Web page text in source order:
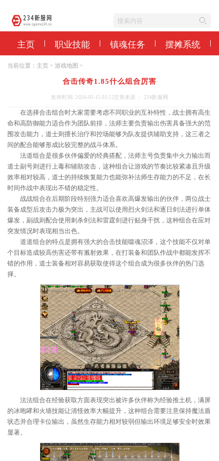
主页 职业技能 镇魂任务 摆摊系统
当前位置： 主页 > 游戏地图 >
合击传奇1.85什么组合厉害
发布时间 :2026-05-15 05:12文章来源 ： 234新服网
在选择合击组合时大家需要考虑不同职业的互补特性，战士拥有高生
命和高防御能力适合作为团队前排，法师主要负责输出伤害具备强大的范
围攻击能力，道士则擅长治疗和控场能够为队友提供辅助支持，这三者之
间的配合能够形成比较完整的战斗体系。
法道组合是很多伙伴偏爱的经典搭配，法师主号负责集中火力输出而
道士副号则进行上毒和辅助攻击，这种组合让游戏的节奏比较紧凑且升级
效率相对较高，道士的持续恢复能力也能弥补法师生存能力的不足，在长
时间作战中表现出不错的稳定性。
战战组合在后期阶段特别强力适合喜欢高爆发输出的伙伴，两位战士
装备成型后攻击力极为突出，主战可以使用烈火剑法和逐日剑法进行单体
爆发，副战则配合使用刺杀剑法和雷霆剑进行贴身干扰，这种组合在应对
突发情况时表现相当出色。
道道组合的特点是拥有强大的合击技能噬魂沼泽，这个技能不仅对单
个目标造成较高伤害还带有溅射效果，在打装备和团队作战中都能发挥不
错的作用，道士装备相对容易获取使得这个组合成为很多伙伴的热门选
择。
法法组合在经验获取方面表现突出被许多伙伴称为经验推土机，满屏
的冰咆哮和火墙技能让清怪效率大幅提升，这种组合需要注意保持魔法盾
状态并合理卡位输出，虽然生存能力相对较弱但输出环境足够安全时效果
显著。